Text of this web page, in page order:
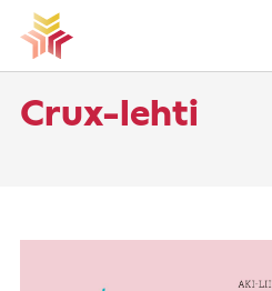
Vieritä
sisältöön
Etusivu
Crux-lehti